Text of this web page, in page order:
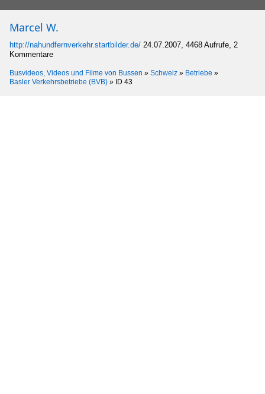
Marcel W.
http://nahundfernverkehr.startbilder.de/ 24.07.2007, 4468 Aufrufe, 2
Kommentare
Busvideos, Videos und Filme von Bussen » Schweiz » Betriebe »
Basler Verkehrsbetriebe (BVB) » ID 43